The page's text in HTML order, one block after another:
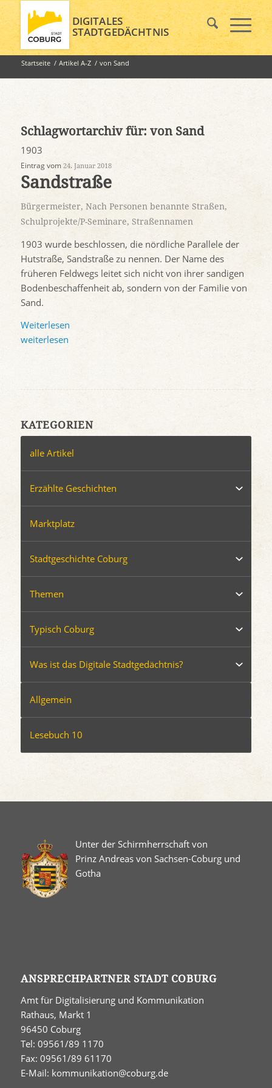
DIGITALES
STADTGEDÄCHTNIS
Startseite / Artikel A-Z / von Sand
Schlagwortarchiv für: von Sand
1903
Eintrag vom 24. Januar 2018
Sandstraße
Bürgermeister, Nach Personen benannte Straßen,
Schulprojekte/P-Seminare, Straßennamen
1903 wurde beschlossen, die nördliche Parallele der
Hutstraße, Sandstraße zu nennen. Der Name des
früheren Feldwegs leitet sich nicht von ihrer sandigen
Bodenbeschaffenheit ab, sondern von der Familie von
Sand.
Weiterlesen
weiterlesen
KATEGORIEN
alle Artikel
Erzählte Geschichten
Marktplatz
Stadtgeschichte Coburg
Themen
Typisch Coburg
Was ist das Digitale Stadtgedächtnis?
Allgemein
Lesebuch 10
Unter der Schirmherrschaft von
Prinz Andreas von Sachsen-Coburg und
Gotha
ANSPRECHPARTNER STADT COBURG
Amt für Digitalisierung und Kommunikation
Rathaus, Markt 1
96450 Coburg
Tel: 09561/89 1170
Fax: 09561/89 61170
E-Mail: kommunikation@coburg.de